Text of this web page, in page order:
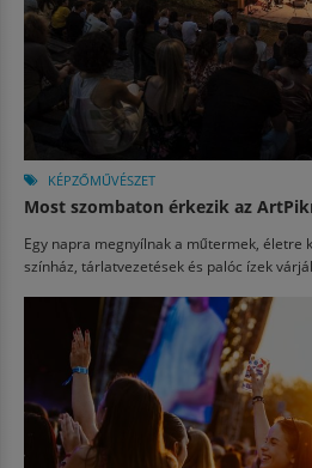
KÉPZŐMŰVÉSZET
Most szombaton érkezik az
Egy napra megnyílnak a műtermek, életre
színház, tárlatvezetések és palóc ízek